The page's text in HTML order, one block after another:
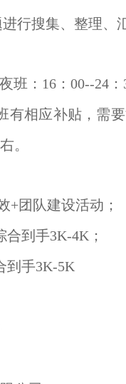
行搜集、整理、
班：16：00--24
有相应补贴，需
。
+团队建设活动；
到手3K-4K；
到手3K-5K